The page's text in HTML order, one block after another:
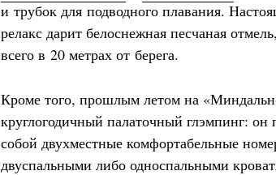
и трубок для подводного плавания.
релакс дарит белоснежная песчаная
всего в 20 метрах от берега.
Кроме того, прошлым летом на
круглогодичный палаточный глэмпинг: он
собой двухместные комфортабельные
двуспальными либо односпальными